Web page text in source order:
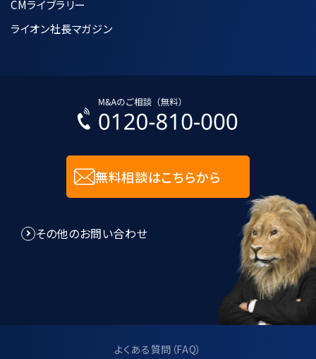
CMライブラリー
ライオン社長マガジン
無料相談はこちらから
その他のお問い合わせ
よくある質問（FAQ）